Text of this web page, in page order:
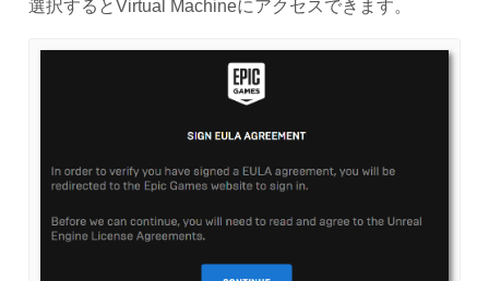
選択するとVirtual Machineにアクセスできます。